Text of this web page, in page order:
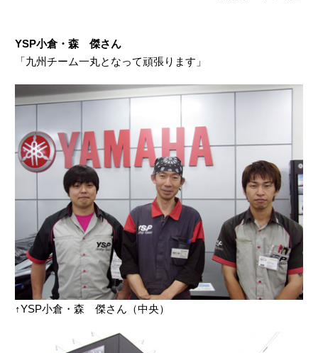
YSP小倉・森 傑さん
「九州チーム一丸となって頑張ります」
↑YSP小倉・森 傑さん（中央）